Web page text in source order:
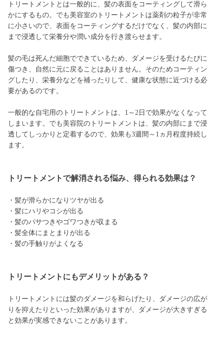
トリートメントとは一般的に、髪の表面をコーティングして滑ら
かにするもの。でも美容室のトリートメントは薬剤の粒子が非常
に小さいので、表面をコーティングするだけでなく、髪の内部に
まで浸透して栄養分や潤い成分を行き渡らせます。
髪の毛は死んだ細胞でできているため、ダメージを受けるたびに
傷つき、自然に元に戻ることはありません。そのためコーティン
グしたり、栄養分などを補ったりして、健康な状態に近づける必
要があるのです。
一般的な自宅用のトリートメントは、1～2日で効果がなくなって
しまいます。でも美容院のトリートメントは、髪の内部にまで浸
透してしっかりと定着するので、効果も3週間～1ヵ月程度持続し
ます。
トリートメントで解消される悩み、得られる効果は？
・髪が滑らかになりツヤが出る
・髪にハリやコシが出る
・髪のパサつきやゴワつきが収まる
・髪全体にまとまりが出る
・髪の手触りがよくなる
トリートメントにもデメリットがある？
トリートメントには髪のダメージを和らげたり、ダメージの広が
りを抑えたりといった効果がありますが、ダメージが大きすぎる
と効果が実感できないことがあります。